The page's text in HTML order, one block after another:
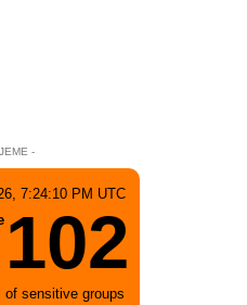
-
7:24:10 PM UTC
102
of sensitive groups